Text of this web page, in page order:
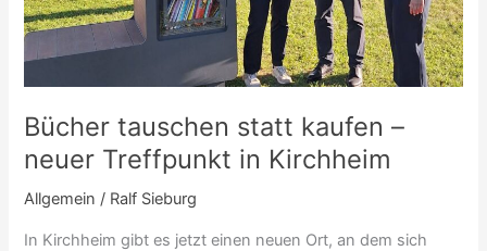
Bücher tauschen statt kaufen –
neuer Treffpunkt in Kirchheim
Allgemein / Ralf Sieburg
In Kirchheim gibt es jetzt einen neuen Ort, an dem sich
in
Kirchheim